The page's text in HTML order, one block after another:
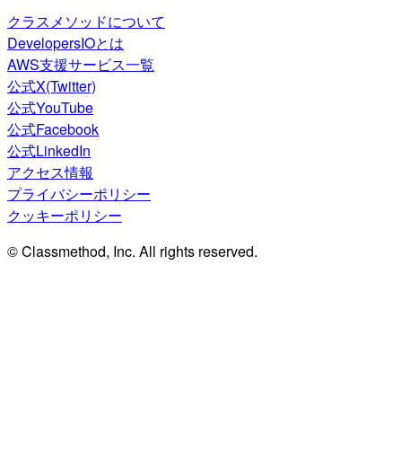
クラスメソッドについて
DevelopersIOとは
AWS支援サービス一覧
公式X(Twitter)
公式YouTube
公式Facebook
公式LinkedIn
アクセス情報
プライバシーポリシー
クッキーポリシー
© Classmethod, Inc. All rights reserved.